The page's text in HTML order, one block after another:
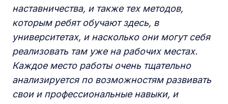
наставничества, и также тех методов,
которым ребят обучают здесь, в
университетах, и насколько они могут себя
реализовать там уже на рабочих местах.
Каждое место работы очень тщательно
анализируется по возможностям развивать
свои и профессиональные навыки, и